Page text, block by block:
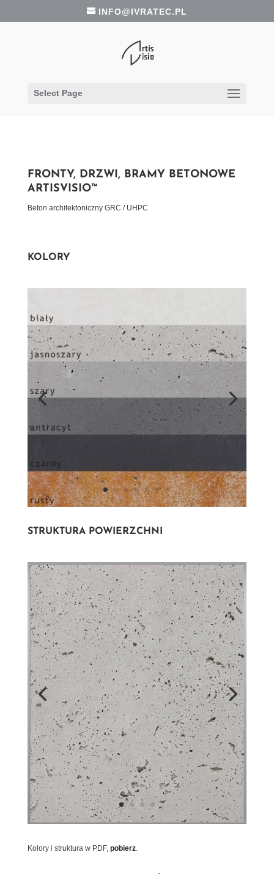
INFO@IVRATEC.PL
Select Page
FRONTY, DRZWI, BRAMY BETONOWE
ARTISVISIO™
Beton architektoniczny GRC / UHPC
KOLORY
STRUKTURA POWIERZCHNI
Kolory i struktura w PDF, pobierz.